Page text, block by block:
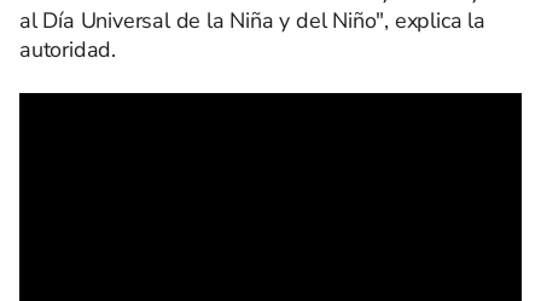
al Día Universal de la Niña y del Niño", explica la
autoridad.